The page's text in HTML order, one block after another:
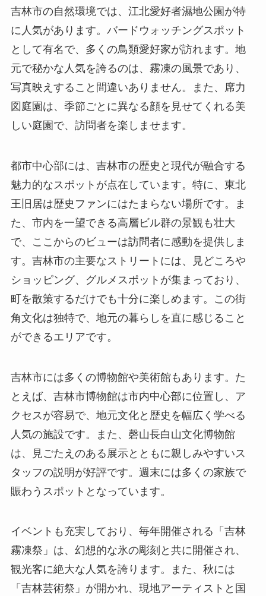
吉林市の自然環境では、江北愛好者濕地公園が特
に人気があります。バードウォッチングスポット
として有名で、多くの鳥類愛好家が訪れます。地
元で秘かな人気を誇るのは、霧凍の風景であり、
写真映えすること間違いありません。また、席力
図庭園は、季節ごとに異なる顔を見せてくれる美
しい庭園で、訪問者を楽しませます。
都市中心部には、吉林市の歴史と現代が融合する
魅力的なスポットが点在しています。特に、東北
王旧居は歴史ファンにはたまらない場所です。ま
た、市内を一望できる高層ビル群の景観も壮大
で、ここからのビューは訪問者に感動を提供しま
す。吉林市の主要なストリートには、見どころや
ショッピング、グルメスポットが集まっており、
町を散策するだけでも十分に楽しめます。この街
角文化は独特で、地元の暮らしを直に感じること
ができるエリアです。
吉林市には多くの博物館や美術館もあります。た
とえば、吉林市博物館は市内中心部に位置し、ア
クセスが容易で、地元文化と歴史を幅広く学べる
人気の施設です。また、磬山長白山文化博物館
は、見ごたえのある展示とともに親しみやすいス
タッフの説明が好評です。週末には多くの家族で
賑わうスポットとなっています。
イベントも充実しており、毎年開催される「吉林
霧凍祭」は、幻想的な氷の彫刻と共に開催され、
観光客に絶大な人気を誇ります。また、秋には
「吉林芸術祭」が開かれ、現地アーティストと国